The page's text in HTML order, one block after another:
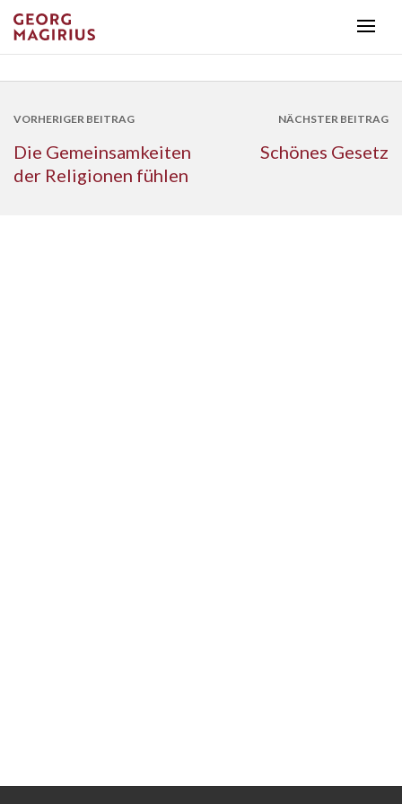
VORHERIGER BEITRAG
Die Gemeinsamkeiten
der Religionen fühlen
NÄCHSTER BEITRAG
Schönes Gesetz